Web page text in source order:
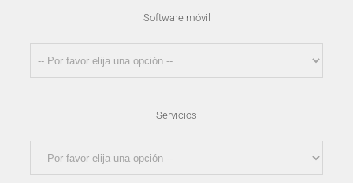
Software móvil
Servicios